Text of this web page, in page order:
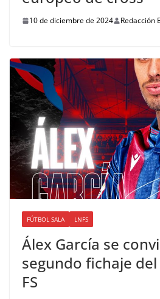
10 de diciembre de 2024 Redacción
FÚTBOL SALA LNFS
Álex García se
segundo fichaje
FS